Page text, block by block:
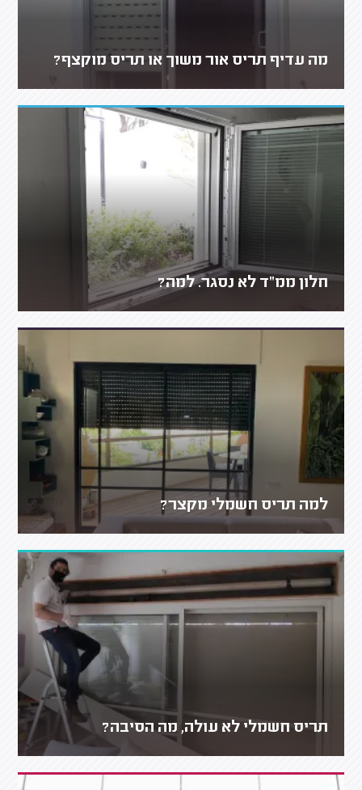
מה עדיף תריס אור משוך או תריס מוקצף?
חלון ממ"ד לא נסגר. למה?
למה תריס חשמלי מקצר?
תריס חשמלי לא עולה, מה הסיבה?